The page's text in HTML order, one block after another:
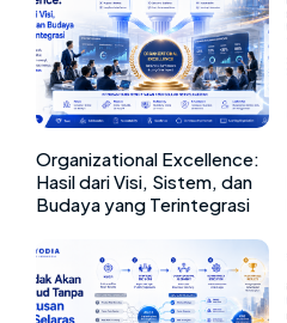
Organizational Excellence:
Hasil dari Visi, Sistem, dan
Budaya yang Terintegrasi